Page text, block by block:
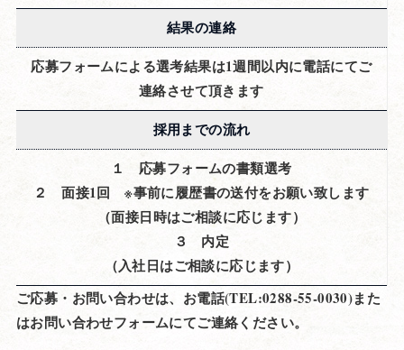
結果の連絡
応募フォームによる選考結果は1週間以内に電話にてご
連絡させて頂きます
採用までの流れ
１ 応募フォームの書類選考
２ 面接1回 ※事前に履歴書の送付をお願い致します
（面接日時はご相談に応じます）
３ 内定
（入社日はご相談に応じます）
ご応募・お問い合わせは、お電話(TEL:0288-55-0030)また
はお問い合わせフォームにてご連絡ください。